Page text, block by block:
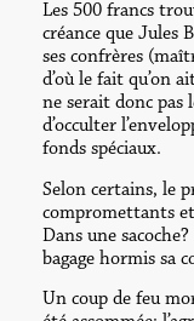
Les 500 francs
créance que Jules
ses confrères
d’où le fait qu’on
ne serait donc pas
d’occulter
fonds spéciaux.
Selon certains, le
compromettants
Dans une
bagage hormis sa
Un coup de feu